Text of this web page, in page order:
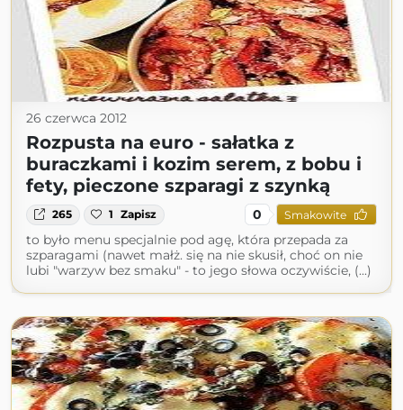
26 czerwca 2012
Rozpusta na euro - sałatka z
buraczkami i kozim serem, z bobu i
fety, pieczone szparagi z szynką
265 1 Zapisz 0 Smakowite
to było menu specjalnie pod agę, która przepada za
szparagami (nawet małż. się na nie skusił, choć on nie
lubi "warzyw bez smaku" - to jego słowa oczywiście, (...)